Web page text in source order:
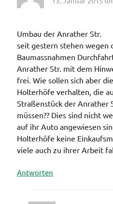
Umbau der Anrather Str.
seit gestern stehen wegen
Baumassnahmen
Anrather Str. mit dem
frei. Wie sollen sich aber
Holterhöfe verhalten, die
Straßenstück der Anrather
müssen?? Dies sind nicht
auf ihr Auto angewiesen
Holterhöfe keine
viele auch zu ihrer Arbeit
Antworten